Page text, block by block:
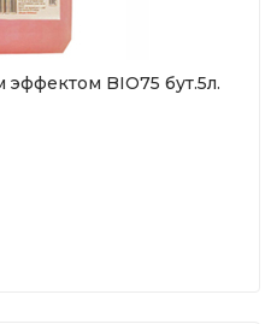
эффектом BIO75 бут.5л.